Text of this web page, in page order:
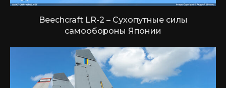
Beechcraft LR-2 – Сухопутные силы
самообороны Японии